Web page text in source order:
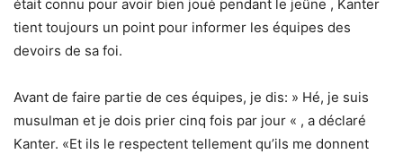
était connu pour avoir bien joué pendant le jeûne , Kanter
tient toujours un point pour informer les équipes des
devoirs de sa foi.
Avant de faire partie de ces équipes, je dis: » Hé, je suis
musulman et je dois prier cinq fois par jour « , a déclaré
Kanter. «Et ils le respectent tellement qu’ils me donnent